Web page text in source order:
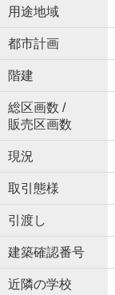
用途地域
都市計画
階建
総区画数 /
販売区画数
現況
取引態様
引渡し
建築確認番号
近隣の学校